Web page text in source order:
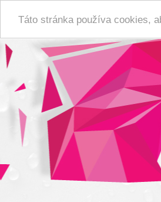
Táto stránka používa cookies,